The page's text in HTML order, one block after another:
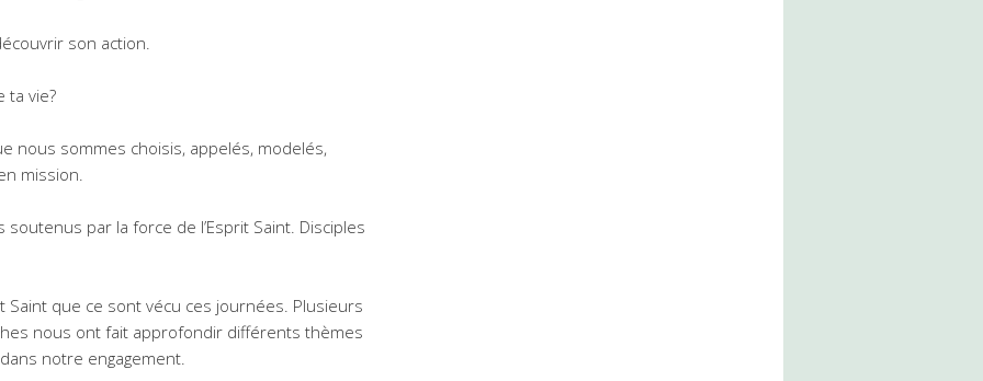
son action.
ta vie?
nous sommes choisis, appelés, modelés,
mission.
par la force de l’Esprit Saint. Disciples
Saint que ce sont vécu ces journées. Plusieurs
nous ont fait approfondir différents thèmes
notre engagement.